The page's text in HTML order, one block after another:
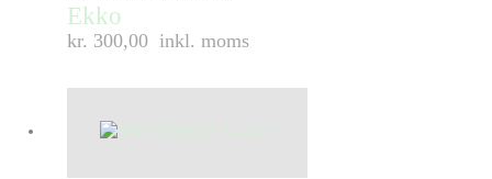
Ekko
kr. 300,00 inkl. moms